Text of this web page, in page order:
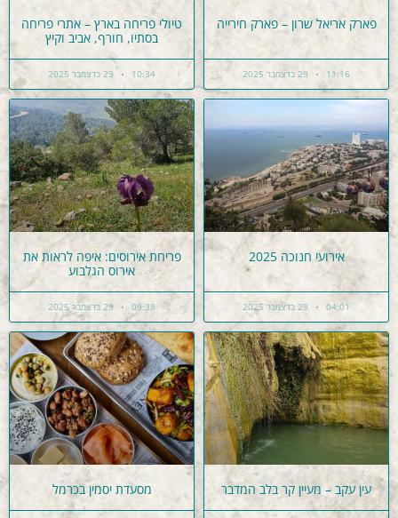
פארק אריאל שרון – פארק חירייה
11:16
טיולי פריחה בארץ – אתרי פריחה
בסתיו, חורף, אביב וקיץ
10:34
אירועי חנוכה 2025
04:01
פריחת אירוסים: איפה לראות את
אירוס הגלבוע
09:38
עין עקב – מעיין קר בלב המדבר מסעדת יסמין בכרמל